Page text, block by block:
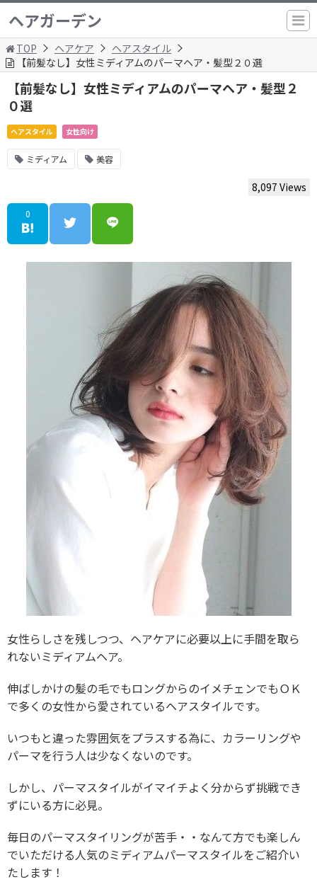
ヘアガーデン
TOP ヘアケア
ヘアスタイル
【前髪なし】女性ミディアムのパーマヘア・髪型２０選
【前髪なし】女性ミディアムのパーマヘア・髪型２
０選
ヘアスタイル 女性向け
ミディアム 美容
8,097 Views
0
女性らしさを残しつつ、ヘアケアに必要以上に手間を取ら
れないミディアムヘア。
伸ばしかけの髪の毛でもロングからのイメチェンでもＯＫ
で多くの女性から愛されているヘアスタイルです。
いつもと違った雰囲気をプラスする為に、カラーリングや
パーマを行う人は少なくないのです。
しかし、パーマスタイルがイマイチよく分からず挑戦でき
ずにいる方に必見。
毎日のパーマスタイリングが苦手・・なんて方でも楽しん
でいただける人気のミディアムパーマスタイルをご紹介い
たします！